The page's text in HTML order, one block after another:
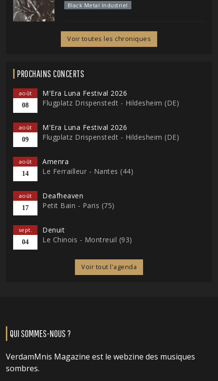
Black Metal Industriel
Voir toutes les chroniques
PROCHAINS CONCERTS
août
08
M'Era Luna Festival 2026
Flugplatz Drispenstedt - Hildesheim (DE)
août
09
M'Era Luna Festival 2026
Flugplatz Drispenstedt - Hildesheim (DE)
août
14
Amenra
Le Ferrailleur - Nantes (44)
août
17
Deafheaven
Petit Bain - Paris (75)
sept.
04
Denuit
Le Chinois - Montreuil (93)
Voir tout l'agenda
QUI SOMMES-NOUS ?
VerdamMnis Magazine est le webzine des musiques
sombres.